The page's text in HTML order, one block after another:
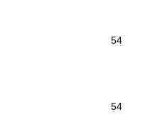
54
54